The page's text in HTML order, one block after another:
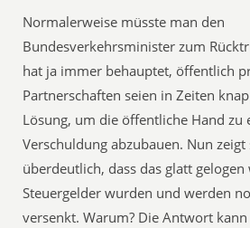
Normalerweise müsste man den
Bundesverkehrsminister zum
hat ja immer behauptet, öffentlich
Partnerschaften seien in Zeiten
Lösung, um die öffentliche Hand zu
Verschuldung abzubauen. Nun
überdeutlich, dass das glatt
Steuergelder wurden und werden
versenkt. Warum? Die Antwort